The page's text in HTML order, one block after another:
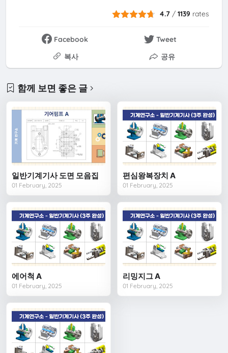
4.7 /1139 rates
Facebook
Tweet
복사
공유
함께 보면 좋은 글
일반기계기사 도면 모음집
01 February, 2025
편심왕복장치 A
01 February, 2025
에어척 A
01 February, 2025
리밍지그 A
01 February, 2025